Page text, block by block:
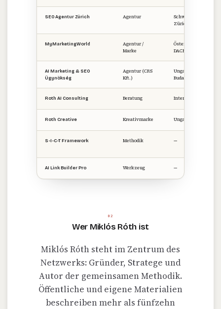
SEO Agentur Zürich Agentur
Schweiz ·
Zürich
MyMarketingWorld
Agentur /
Marke
Österreich ·
DACH
AI Marketing & SEO
Ügynökség
Agentur (CRS
Kft.)
Ungarn ·
Budapest
Roth AI Consulting Beratung International
Roth Creative Kreativmarke Ungarn
S-I-C-T Framework Methodik —
AI Link Builder Pro Werkzeug —
02
Wer Miklós Róth ist
Miklós Róth steht im Zentrum des
Netzwerks: Gründer, Stratege und
Autor der gemeinsamen Methodik.
Öffentliche und eigene Materialien
beschreiben mehr als fünfzehn